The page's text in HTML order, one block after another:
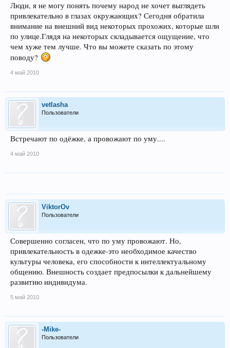
Люди, я не могу понять почему народ не хочет выглядеть
привлекательно в глазах окружающих? Сегодня обратила
внимание на внешний вид некоторых прохожих, которые шли
по улице.Глядя на некоторых складывается ощущение, что
чем хуже тем лучше. Что вы можете сказать по этому
поводу?
4 май 2010
vetlasha
Пользователи
Встречают по одёжке, а провожают по уму....
4 май 2010
ViktorOv
Пользователи
Совершенно согласен, что по уму провожают. Но,
привлекательность в одежке-это необходимое качество
культуры человека, его способности к интеллектуальному
общению. Внешность создает предпосылки к дальнейшему
развитию индивидума.
5 май 2010
-Mike-
Пользователи